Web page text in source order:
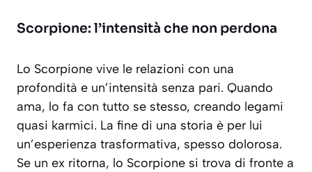
Scorpione: l’intensità che non perdona
Lo Scorpione vive le relazioni con una
profondità e un’intensità senza pari. Quando
ama, lo fa con tutto se stesso, creando legami
quasi karmici. La fine di una storia è per lui
un’esperienza trasformativa, spesso dolorosa.
Se un ex ritorna, lo Scorpione si trova di fronte a